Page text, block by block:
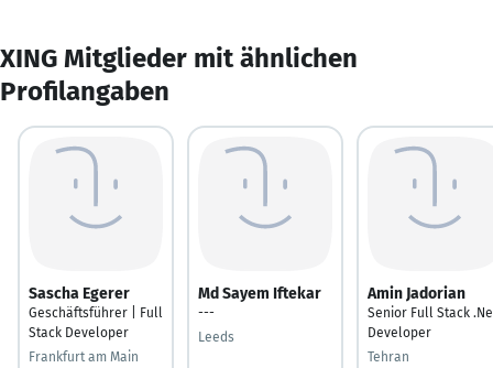
XING Mitglieder mit ähnlichen
Profilangaben
Sascha Egerer
Geschäftsführer | Full
Stack Developer
Frankfurt am Main
Md Sayem Iftekar
---
Leeds
Amin Jadorian
Senior Full Stack
Developer
Tehran